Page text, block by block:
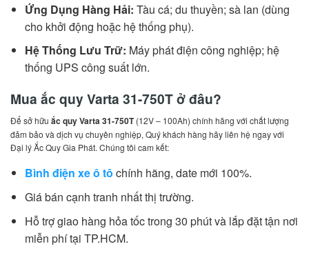
Ứng Dụng Hàng Hải: Tàu cá; du thuyền; sà lan (dùng
cho khởi động hoặc hệ thống phụ).
Hệ Thống Lưu Trữ: Máy phát điện công nghiệp; hệ
thống UPS công suất lớn.
Mua ắc quy Varta 31-750T ở đâu?
Để sở hữu ắc quy Varta 31-750T(12V – 100Ah) chính hãng với chất lượng
đảm bảo và dịch vụ chuyên nghiệp, Quý khách hàng hãy liên hệ ngay với
Đại lý Ắc Quy Gia Phát. Chúng tôi cam kết:
Bình điện xe ô tô chính hãng, date mới 100%.
Giá bán cạnh tranh nhất thị trường.
Hỗ trợ giao hàng hỏa tốc trong 30 phút và lắp đặt tận nơi
miễn phí tại TP.HCM.